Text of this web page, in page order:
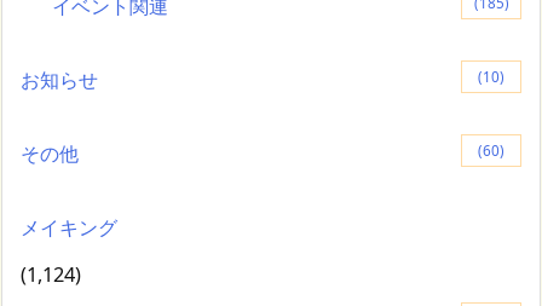
イベント関連
お知らせ (10)
その他 (60)
メイキング
(1,124)